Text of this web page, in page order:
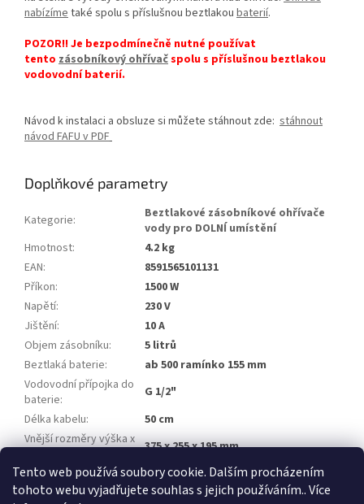
Tento web používá soubory cookie. Dalším procházením
tohoto webu vyjadřujete souhlas s jejich používáním.. Více
nabízímetaké spolu s příslušnou beztlakou baterií.
POZOR!! Je bezpodmínečně nutné používat
tento zásobníkový ohřívačspolu s příslušnou beztlakou
vodovodní baterií.
Návod k instalaci a obsluze si můžete stáhnout zde: stáhnout
návod FAFU v PDF
Doplňkové parametry
Kategorie:
Beztlakové zásobníkové ohřívače
vody pro DOLNÍ umístění
Hmotnost:
4.2 kg
EAN:
8591565101131
Příkon:
1500 W
Napětí:
230 V
Jištění:
10 A
Objem zásobníku:
5 litrů
Beztlaká baterie:
ab 500 ramínko 155 mm
Vodovodní přípojka do
baterie:
G 1/2"
Délka kabelu:
50 cm
Vnější rozměry výška x 375 x 255 x 195 mm
Stupeň krytí: IP24